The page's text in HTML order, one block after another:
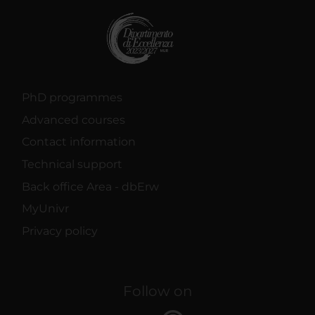
PhD programmes
Advanced courses
Contact information
Technical support
Back office Area - dbErw
MyUnivr
Privacy policy
Follow on